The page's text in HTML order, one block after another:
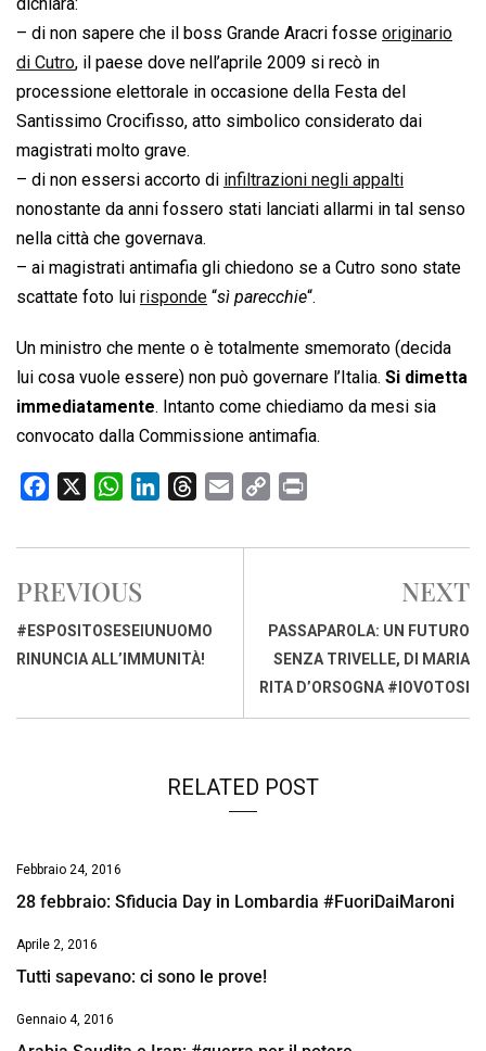
dichiara:
– di non sapere che il boss Grande Aracri fosse originario
di Cutro, il paese dove nell’aprile 2009 si recò in
processione elettorale in occasione della Festa del
Santissimo Crocifisso, atto simbolico considerato dai
magistrati molto grave.
– di non essersi accorto di infiltrazioni negli appalti
nonostante da anni fossero stati lanciati allarmi in tal senso
nella città che governava.
– ai magistrati antimafia gli chiedono se a Cutro sono state
scattate foto lui risponde “sì parecchie“.
Un ministro che mente o è totalmente smemorato (decida
lui cosa vuole essere) non può governare l’Italia. Si dimetta
immediatamente. Intanto come chiediamo da mesi sia
convocato dalla Commissione antimafia.
c
b
o
o
W
a
s
A
p
n
d
I
r
d
s
a
p
i
n
k
i
PREVIOUS
#ESPOSITOSESEIUNUOMO
RINUNCIA ALL’IMMUNITÀ!
NEXT
PASSAPAROLA: UN FUTURO
SENZA TRIVELLE, DI MARIA
RITA D’ORSOGNA #IOVOTOSI
RELATED POST
Febbraio 24, 2016
28 febbraio: Sfiducia Day in Lombardia #FuoriDaiMaroni
Aprile 2, 2016
Tutti sapevano: ci sono le prove!
Gennaio 4, 2016